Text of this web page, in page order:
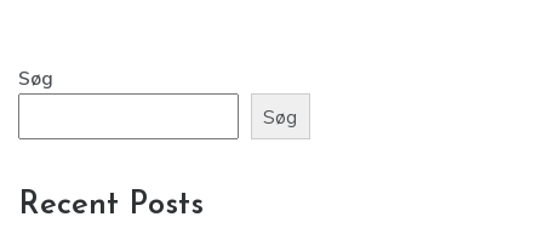
Søg
Søg
Recent Posts